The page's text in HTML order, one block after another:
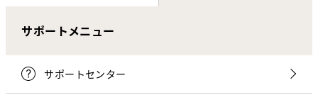
サポートメニュー
サポートセンター